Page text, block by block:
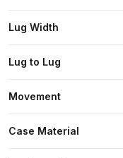
Lug Width
Lug to Lug
Movement
Case Material